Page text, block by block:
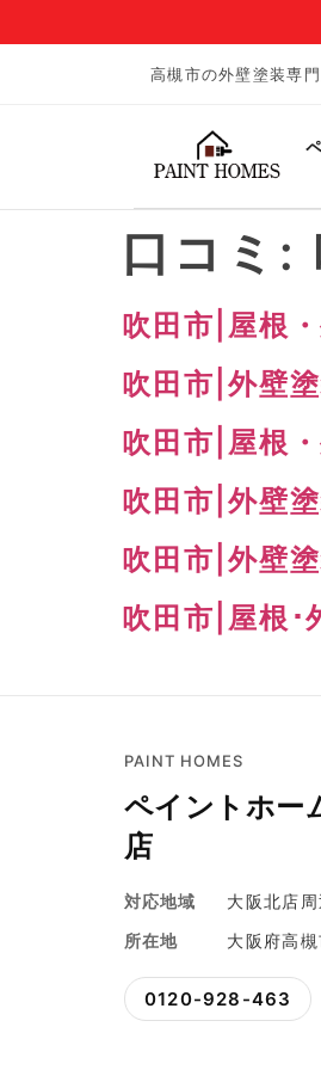
高槻市の外壁塗装専
口コミ:
吹田市|屋根
吹田市|外壁
吹田市|屋根
吹田市|外壁
吹田市|外壁
吹田市|屋根･
PAINT HOMES
ペイントホー
店
対応地域
大阪北店周
所在地
大阪府高
0120-928-463